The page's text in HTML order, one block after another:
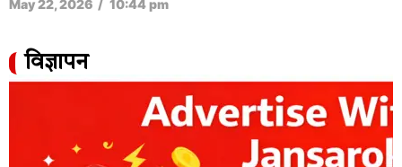
May 22, 2026 / 10:44 pm
विज्ञापन